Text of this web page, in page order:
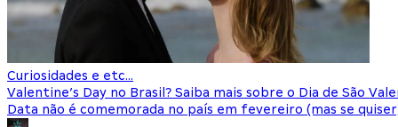
Curiosidades e etc...
Valentine’s Day no Brasil? Saiba mais sobre o Dia de São
Data não é comemorada no país em fevereiro (mas se